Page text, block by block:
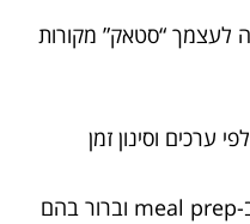
לעצמך “סטאק” מקורות
ערכים וסינון זמן
ערוצי יוטיוב שמתמקדים ב-meal prep וברור בהם